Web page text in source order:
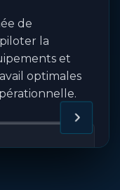
de
la
et
optimales